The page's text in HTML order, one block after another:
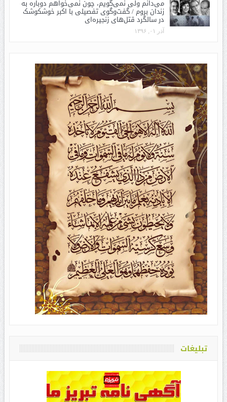
می‌دانم ولی نمی‌گویم، چون نمی‌خواهم دوباره به
زندان بروم / گفت‌وگوی تفصیلی با اکبر خوشکوشک
در سالگرد قتل‌های زنجیره‌ای
آذر ۰۱, ۱۳۹۶
تبلیغات